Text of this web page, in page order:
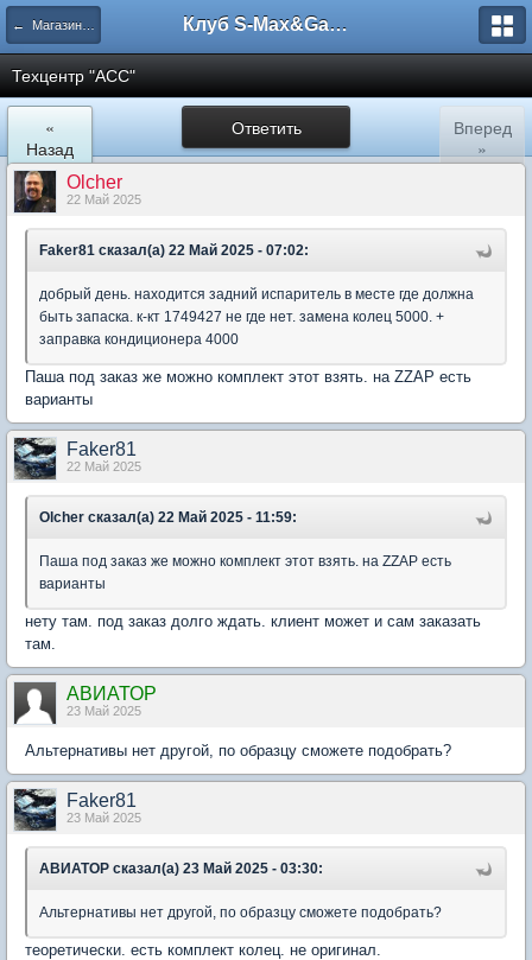
← Магазин-автозапчастей "АСС" Клуб S-Max&Galaxy
Техцентр "АСС"
Ответить
«
Назад
Вперед
»
Olcher
22 Май 2025
Faker81 сказал(а) 22 Май 2025 - 07:02:
добрый день. находится задний испаритель в месте где должна
быть запаска. к-кт 1749427 не где нет. замена колец 5000. +
заправка кондиционера 4000
Паша под заказ же можно комплект этот взять. на ZZAP есть
варианты
Faker81
22 Май 2025
Olcher сказал(а) 22 Май 2025 - 11:59:
Паша под заказ же можно комплект этот взять. на ZZAP есть
варианты
нету там. под заказ долго ждать. клиент может и сам заказать
там.
АВИАТОР
23 Май 2025
Альтернативы нет другой, по образцу сможете подобрать?
Faker81
23 Май 2025
АВИАТОР сказал(а) 23 Май 2025 - 03:30:
Альтернативы нет другой, по образцу сможете подобрать?
теоретически. есть комплект колец. не оригинал.